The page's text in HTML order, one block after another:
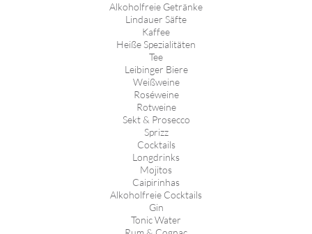
Alkoholfreie Getränke
Lindauer Säfte
Kaffee
Heiße Spezialitäten
Tee
Leibinger Biere
Weißweine
Roséweine
Rotweine
Sekt & Prosecco
Sprizz
Cocktails
Longdrinks
Mojitos
Caipirinhas
Alkoholfreie Cocktails
Gin
Tonic Water